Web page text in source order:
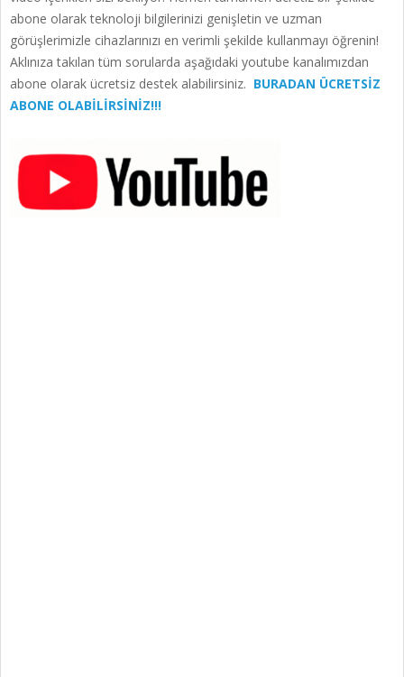
abone olarak teknoloji bilgilerinizi genişletin ve uzman
görüşlerimizle cihazlarınızı en verimli şekilde kullanmayı öğrenin!
Aklınıza takılan tüm sorularda aşağıdaki youtube kanalımızdan
abone olarak ücretsiz destek alabilirsiniz. BURADAN ÜCRETSİZ
ABONE OLABİLİRSİNİZ!!!